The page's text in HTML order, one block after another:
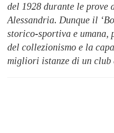
del 1928 durante le prove
Alessandria. Dunque il
storico-sportiva e umana,
del collezionismo e la
migliori istanze di un club